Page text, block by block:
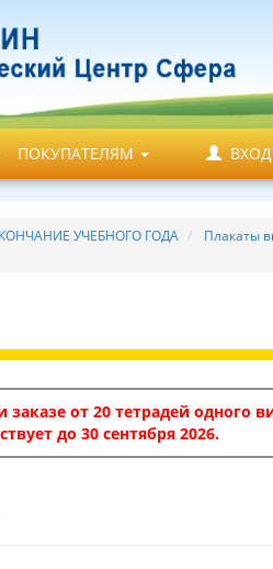
ПОКУПАТЕЛЯМ
УЧЕБНОГО ГОДА
Плакаты
от 20 тетрадей одного
до 30 сентября 2026.